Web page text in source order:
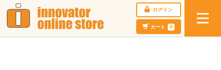
ログイン
カート 0